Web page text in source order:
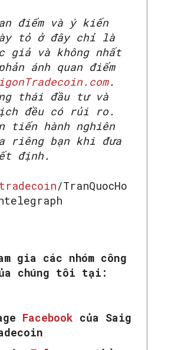
điểm và ý kiến
tỏ ở đây chỉ là
giả và không nhất
ánh quan điểm
.
thái đầu tư và
đều có rủi ro.
tiến hành nghiên
riêng bạn khi đưa
định.
/TranQuocHo
gia các nhóm công
chúng tôi tại:
Facebook của Saig